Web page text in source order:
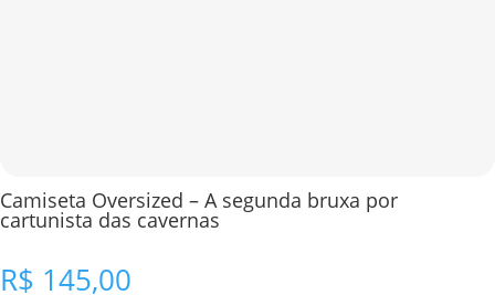
Camiseta Oversized – A segunda bruxa por
cartunista das cavernas
R$ 145,00